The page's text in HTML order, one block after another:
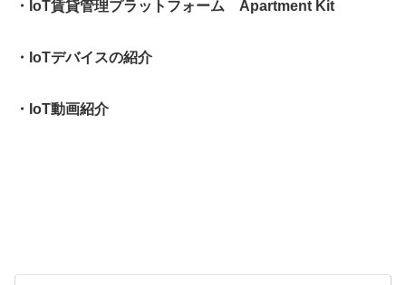
・IoT賃貸管理プラットフォーム Apartment Kit
・IoTデバイスの紹介
・IoT動画紹介